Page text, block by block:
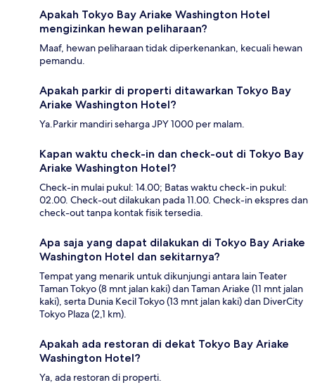
Apakah Tokyo Bay Ariake Washington Hotel
mengizinkan hewan peliharaan?
Maaf, hewan peliharaan tidak diperkenankan, kecuali hewan
pemandu.
Apakah parkir di properti ditawarkan Tokyo Bay
Ariake Washington Hotel?
Ya.Parkir mandiri seharga JPY 1000 per malam.
Kapan waktu check-in dan check-out di Tokyo Bay
Ariake Washington Hotel?
Check-in mulai pukul: 14.00; Batas waktu check-in pukul:
02.00. Check-out dilakukan pada 11.00. Check-in ekspres dan
check-out tanpa kontak fisik tersedia.
Apa saja yang dapat dilakukan di Tokyo Bay Ariake
Washington Hotel dan sekitarnya?
Tempat yang menarik untuk dikunjungi antara lain Teater
Taman Tokyo (8 mnt jalan kaki) dan Taman Ariake (11 mnt jalan
kaki), serta Dunia Kecil Tokyo (13 mnt jalan kaki) dan DiverCity
Tokyo Plaza (2,1 km).
Apakah ada restoran di dekat Tokyo Bay Ariake
Washington Hotel?
Ya, ada restoran di properti.